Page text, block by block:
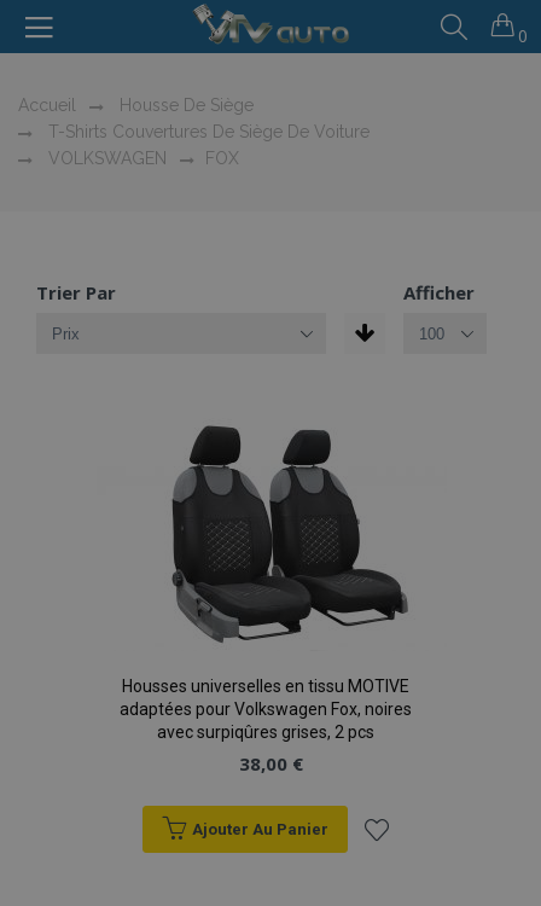
0
Accueil
Housse De Siège
T-Shirts Couvertures De Siège De Voiture
VOLKSWAGEN
FOX
Trier Par Afficher
Housses universelles en tissu MOTIVE
adaptées pour Volkswagen Fox, noires
avec surpiqûres grises, 2 pcs
38,00 €
Ajouter Au Panier